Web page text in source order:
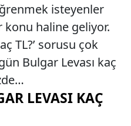
isteyenler
konu haline geliyor.
TL?’ sorusu çok
Bulgar Levası kaç
LEVASI KAÇ